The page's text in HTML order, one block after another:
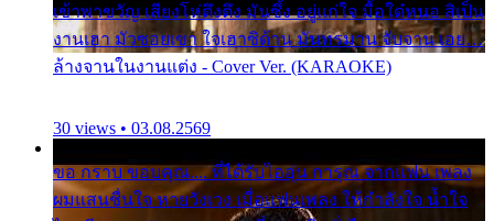
เข้าพาขวัญ เสียงโห่ตึงตึง มันซึ้ง อยู่แก่ใจ มื้อใด๋หนอ สิเป็น
งานเฮา มัวซอยเขา ใจเฮาซิด้าน มันทรมาน จับจาน เอย…
ล้างจานในงานแต่ง - Cover Ver. (KARAOKE)
30 views • 03.08.2569
ขอ กราบ ขอบคุณ.... ที่ได้รับไออุ่น การุณ จากแฟน เพลง
ผมแสนชื่นใจ หายวังเวง เมื่อแฟนเพลง ให้กำลังใจ น้ำใจ